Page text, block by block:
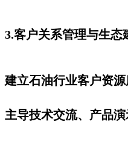
3.客户关系管理与生态
建立石油行业客户资
主导技术交流、产品